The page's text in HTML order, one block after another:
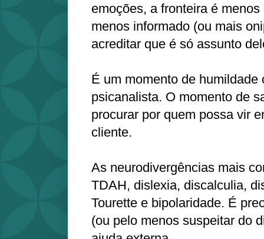
emoções, a fronteira é
menos informado (ou mais
acreditar que é só assunto
É um momento de humildade
psicanalista. O momento de
procurar por quem possa vir
cliente.
As neurodivergências mais
TDAH, dislexia, discalculia,
Tourette e bipolaridade. É
(ou pelo menos suspeitar do